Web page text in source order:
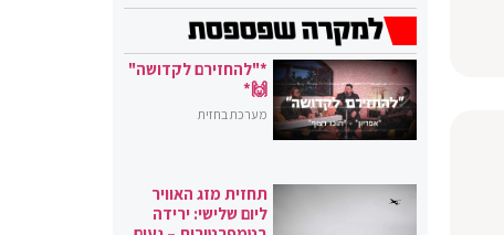
*"להחזירם לקדושה"
🙌*
מערכת בחזית
תחזית מזג האוויר
ליום שלישי: ירידה